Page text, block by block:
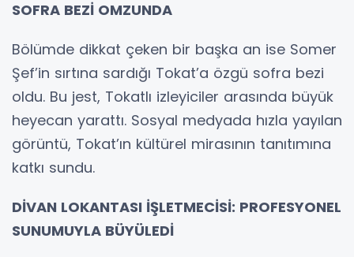
SOFRA BEZİ OMZUNDA
Bölümde dikkat çeken bir başka an ise Somer
Şef’in sırtına sardığı Tokat’a özgü sofra bezi
oldu. Bu jest, Tokatlı izleyiciler arasında büyük
heyecan yarattı. Sosyal medyada hızla yayılan
görüntü, Tokat’ın kültürel mirasının tanıtımına
katkı sundu.
DİVAN LOKANTASI İŞLETMECİSİ: PROFESYONEL
SUNUMUYLA BÜYÜLEDİ